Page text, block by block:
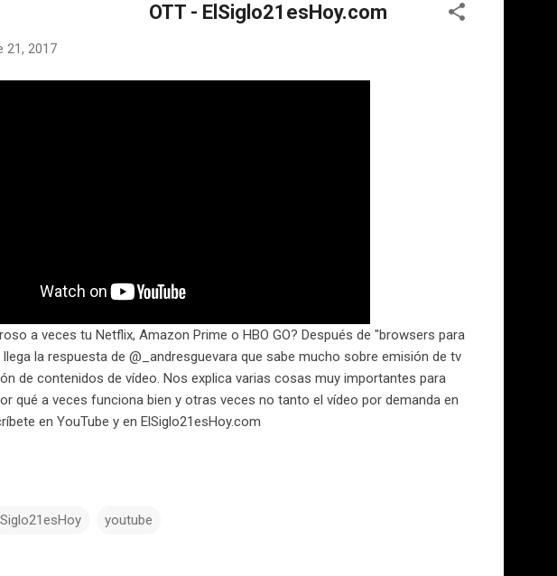
OTT - ElSiglo21esHoy.com
21, 2017
a veces tu Netflix, Amazon Prime o HBO GO? Después de "browsers para
llega la respuesta de @_andresguevara que sabe mucho sobre emisión de tv
de contenidos de vídeo. Nos explica varias cosas muy importantes para
qué a veces funciona bien y otras veces no tanto el vídeo por demanda en
en YouTube y en ElSiglo21esHoy.com
youtube